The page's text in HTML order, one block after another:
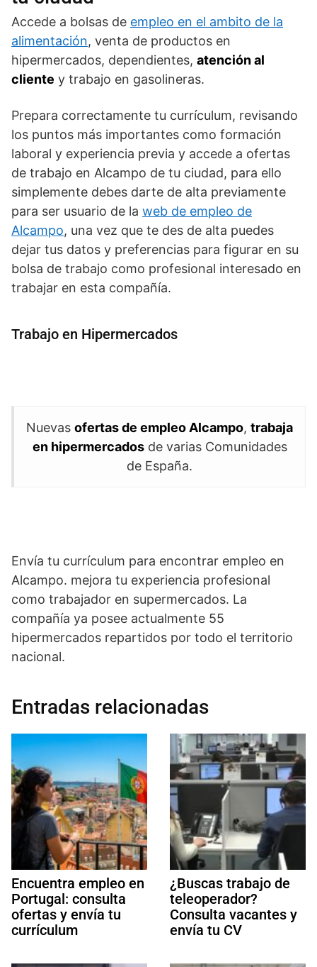
Accede a bolsas de empleo en el ambito de la
alimentación, venta de productos en
hipermercados, dependientes, atención al
cliente y trabajo en gasolineras.
Prepara correctamente tu currículum, revisando
los puntos más importantes como formación
laboral y experiencia previa y accede a ofertas
de trabajo en Alcampo de tu ciudad, para ello
simplemente debes darte de alta previamente
para ser usuario de la web de empleo de
Alcampo, una vez que te des de alta puedes
dejar tus datos y preferencias para figurar en su
bolsa de trabajo como profesional interesado en
trabajar en esta compañía.
Trabajo en Hipermercados
Nuevas ofertas de empleo Alcampo, trabaja
en hipermercadosde varias Comunidades
de España.
Envía tu currículum para encontrar empleo en
Alcampo. mejora tu experiencia profesional
como trabajador en supermercados. La
compañía ya posee actualmente 55
hipermercados repartidos por todo el territorio
nacional.
Entradas relacionadas
Encuentra empleo en
Portugal: consulta
ofertas y envía tu
currículum
¿Buscas trabajo de
teleoperador?
Consulta vacantes y
envía tu CV